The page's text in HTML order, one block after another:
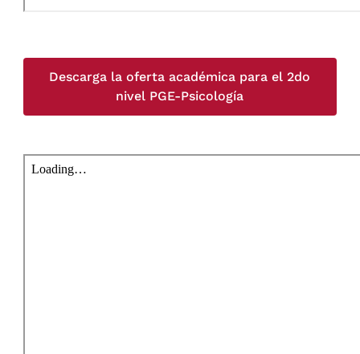
Descarga la oferta académica para el 2do
nivel PGE-Psicología